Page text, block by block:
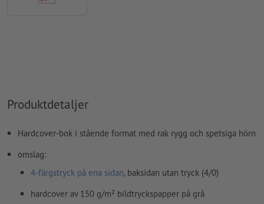
Hur skapar jag utskriftsdata korrekt?
Produktdetaljer
Hardcover-bok i stående format med rak rygg och spetsiga hörn
omslag:
4-färgstryck på ena sidan, baksidan utan tryck (4/0)
hardcover av 150 g/m² bildtryckspapper på grå